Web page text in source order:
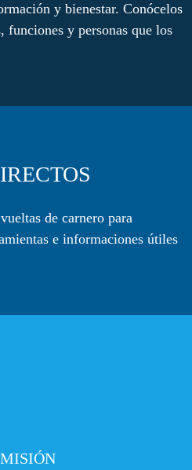
y bienestar. Conócelos
funciones y personas que los
de carnero para
e informaciones útiles